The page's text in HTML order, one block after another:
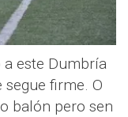
este Dumbría
segue firme. O
balón pero sen